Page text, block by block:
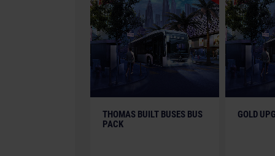
THOMAS BUILT BUSES BUS
PACK
GOLD